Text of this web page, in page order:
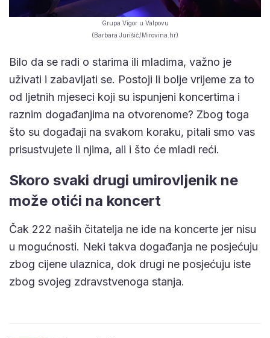
Grupa Vigor u Valpovu
(Barbara Jurišić/Mirovina.hr)
Bilo da se radi o starima ili mladima, važno je
uživati i zabavljati se. Postoji li bolje vrijeme za to
od ljetnih mjeseci koji su ispunjeni koncertima i
raznim događanjima na otvorenome? Zbog toga
što su događaji na svakom koraku, pitali smo vas
prisustvujete li njima, ali i što će mladi reći.
Skoro svaki drugi umirovljenik ne
može otići na koncert
Čak 222 naših čitatelja ne ide na koncerte jer nisu
u mogućnosti. Neki takva događanja ne posjećuju
zbog cijene ulaznica, dok drugi ne posjećuju iste
zbog svojeg zdravstvenoga stanja.